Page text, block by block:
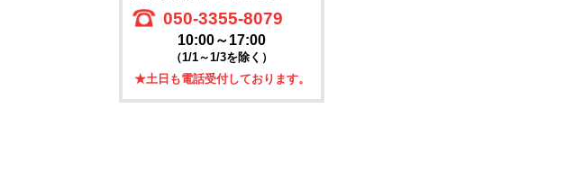
050-3355-8079
10:00～17:00
（1/1～1/3を除く）
★土日も電話受付しております。